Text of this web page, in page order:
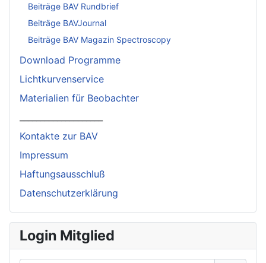
Beiträge BAV Rundbrief
Beiträge BAVJournal
Beiträge BAV Magazin Spectroscopy
Download Programme
Lichtkurvenservice
Materialien für Beobachter
Kontakte zur BAV
Impressum
Haftungsausschluß
Datenschutzerklärung
Login Mitglied